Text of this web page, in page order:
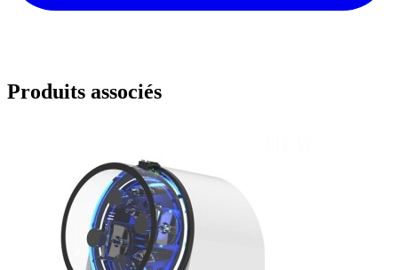
Produits associés